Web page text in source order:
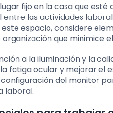
fijo en la casa que
las actividades
espacio, considere
que minimice
a la iluminación y la
fatiga ocular y mejorar el
del monitor
laboral.